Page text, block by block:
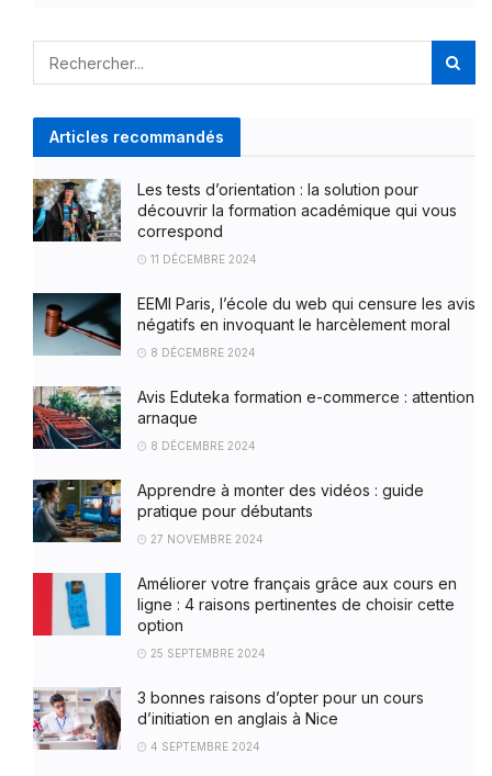
Articles recommandés
Les tests d’orientation : la solution pour
découvrir la formation académique qui vous
correspond
11 DÉCEMBRE 2024
EEMI Paris, l’école du web qui censure les avis
négatifs en invoquant le harcèlement moral
8 DÉCEMBRE 2024
Avis Eduteka formation e-commerce : attention
arnaque
8 DÉCEMBRE 2024
Apprendre à monter des vidéos : guide
pratique pour débutants
27 NOVEMBRE 2024
Améliorer votre français grâce aux cours en
ligne : 4 raisons pertinentes de choisir cette
option
25 SEPTEMBRE 2024
3 bonnes raisons d’opter pour un cours
d’initiation en anglais à Nice
4 SEPTEMBRE 2024